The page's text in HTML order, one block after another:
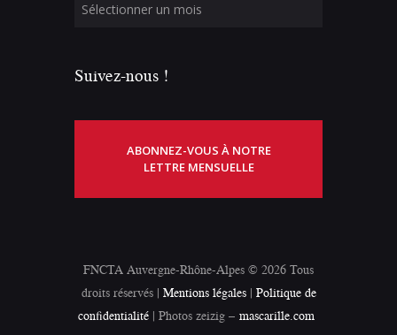
Suivez-nous !
ABONNEZ-VOUS À NOTRE
LETTRE MENSUELLE
FNCTA Auvergne-Rhône-Alpes © 2026 Tous
droits réservés | Mentions légales| Politique de
confidentialité | Photos zeizig – mascarille.com